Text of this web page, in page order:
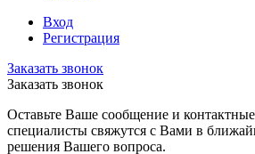
Вход
Регистрация
Заказать звонок
Заказать звонок
Оставьте Ваше сообщение и
специалисты свяжутся с Вами в
решения Вашего вопроса.